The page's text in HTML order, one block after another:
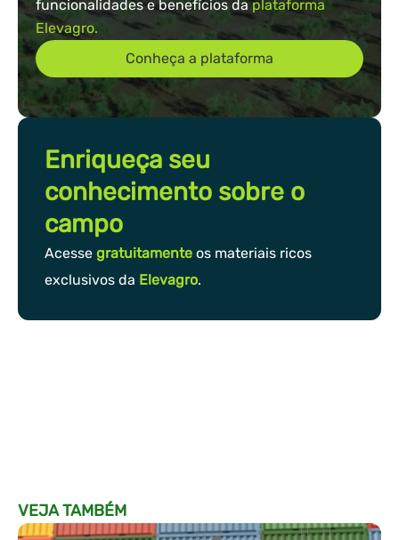
funcionalidades e benefícios daplataforma
Elevagro.
Conheça a plataforma
Enriqueça seu
conhecimento sobre o
campo
Acesse gratuitamente os materiais ricos
exclusivos da Elevagro.
VEJA TAMBÉM